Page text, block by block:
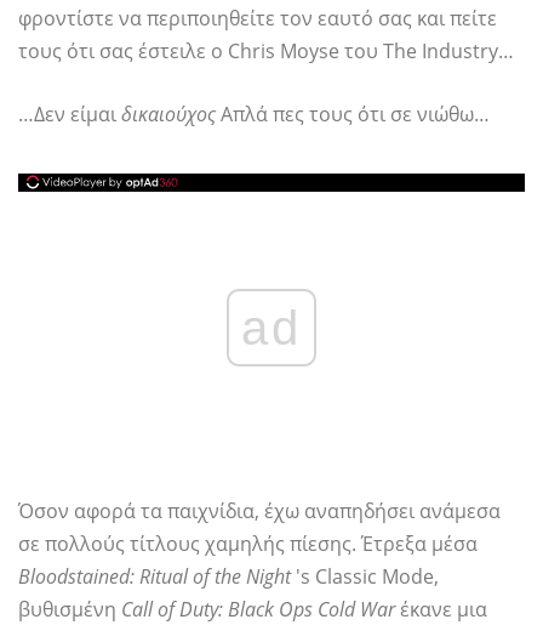
φροντίστε να περιποιηθείτε τον εαυτό σας και πείτε
τους ότι σας έστειλε ο Chris Moyse του The Industry…
…Δεν είμαιδικαιούχοςΑπλά πες τους ότι σε νιώθω…
ad
Όσον αφορά τα παιχνίδια, έχω αναπηδήσει ανάμεσα
σε πολλούς τίτλους χαμηλής πίεσης. Έτρεξα μέσα
Bloodstained: Ritual of the Night's Classic Mode,
βυθισμένη Call of Duty: Black Ops Cold Warέκανε μια